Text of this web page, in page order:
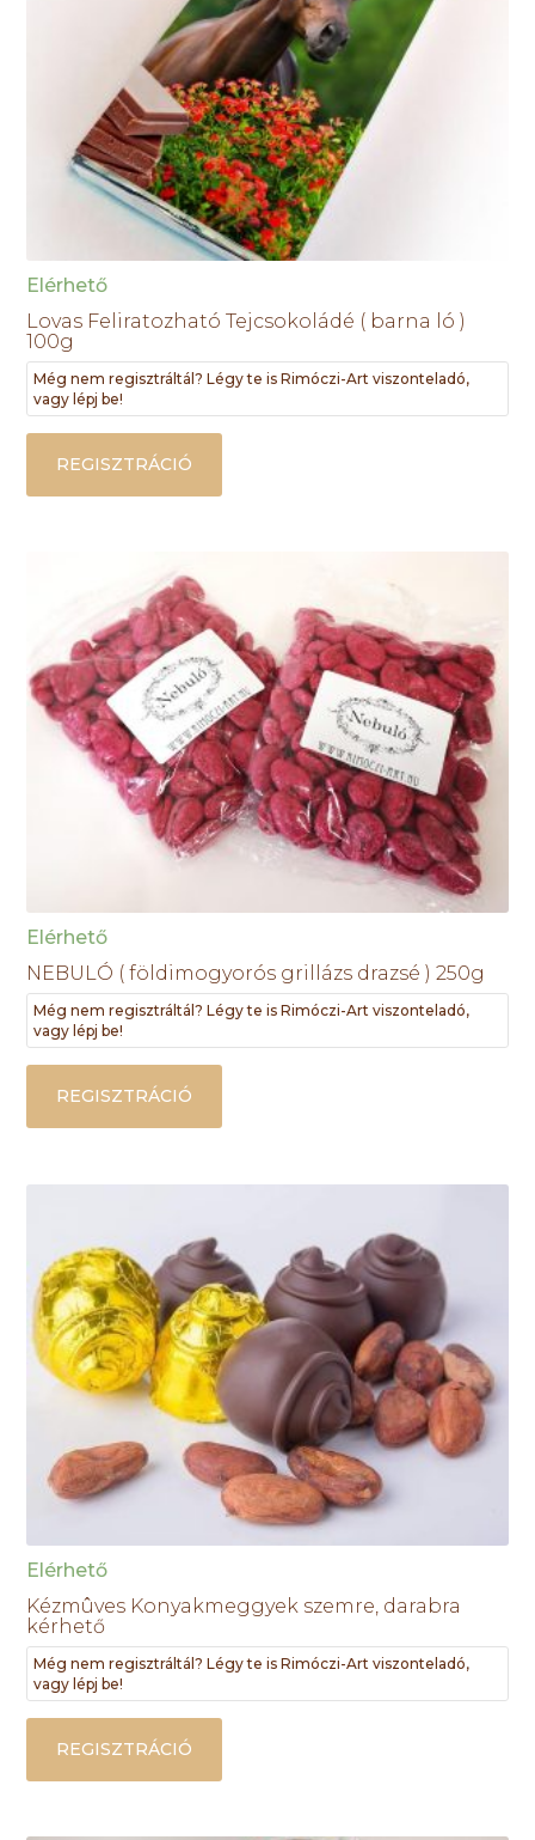
Elérhető
Lovas Feliratozható Tejcsokoládé ( barna ló )
100g
Még nem regisztráltál? Légy te is Rimóczi-Art viszonteladó,
vagy lépj be!
REGISZTRÁCIÓ
Elérhető
NEBULÓ ( földimogyorós grillázs drazsé ) 250g
Még nem regisztráltál? Légy te is Rimóczi-Art viszonteladó,
vagy lépj be!
REGISZTRÁCIÓ
Elérhető
Kézmûves Konyakmeggyek szemre, darabra
kérhető
Még nem regisztráltál? Légy te is Rimóczi-Art viszonteladó,
vagy lépj be!
REGISZTRÁCIÓ